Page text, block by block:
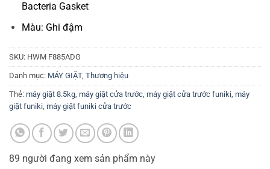
Bacteria Gasket
Màu: Ghi đậm
SKU: HWM F885ADG
Danh mục: MÁY GIẶT, Thương hiệu
Thẻ: máy giặt 8.5kg máy giặt cửa trước máy giặt cửa trước funiki máy
giặt funiki máy giặt funiki cửa trước
89 người đang xem sản phẩm này